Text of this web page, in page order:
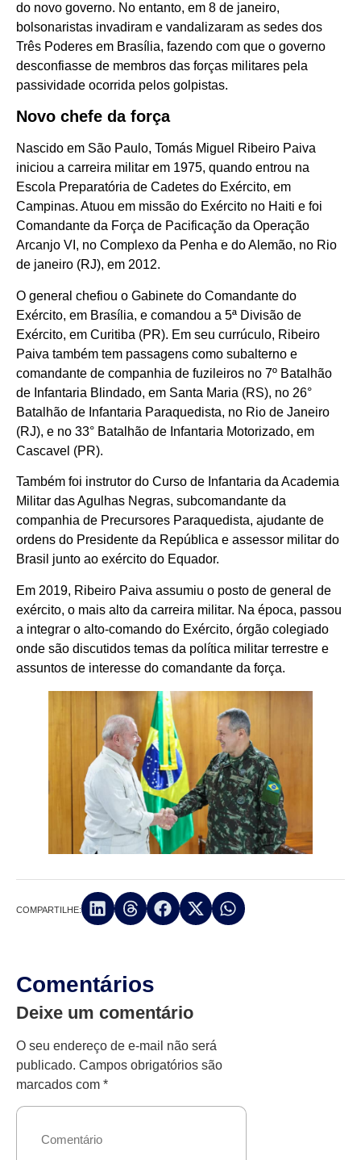
do novo governo. No entanto, em 8 de janeiro,
bolsonaristas invadiram e vandalizaram as sedes dos
Três Poderes em Brasília, fazendo com que o governo
desconfiasse de membros das forças militares pela
passividade ocorrida pelos golpistas.
Novo chefe da força
Nascido em São Paulo, Tomás Miguel Ribeiro Paiva
iniciou a carreira militar em 1975, quando entrou na
Escola Preparatória de Cadetes do Exército, em
Campinas. Atuou em missão do Exército no Haiti e foi
Comandante da Força de Pacificação da Operação
Arcanjo VI, no Complexo da Penha e do Alemão, no Rio
de janeiro (RJ), em 2012.
O general chefiou o Gabinete do Comandante do
Exército, em Brasília, e comandou a 5ª Divisão de
Exército, em Curitiba (PR). Em seu currúculo, Ribeiro
Paiva também tem passagens como subalterno e
comandante de companhia de fuzileiros no 7º Batalhão
de Infantaria Blindado, em Santa Maria (RS), no 26°
Batalhão de Infantaria Paraquedista, no Rio de Janeiro
(RJ), e no 33° Batalhão de Infantaria Motorizado, em
Cascavel (PR).
Também foi instrutor do Curso de Infantaria da Academia
Militar das Agulhas Negras, subcomandante da
companhia de Precursores Paraquedista, ajudante de
ordens do Presidente da República e assessor militar do
Brasil junto ao exército do Equador.
Em 2019, Ribeiro Paiva assumiu o posto de general de
exército, o mais alto da carreira militar. Na época, passou
a integrar o alto-comando do Exército, órgão colegiado
onde são discutidos temas da política militar terrestre e
assuntos de interesse do comandante da força.
COMPARTILHE:
Comentários
Deixe um comentário
O seu endereço de e-mail não será
publicado. Campos obrigatórios são
marcados com *